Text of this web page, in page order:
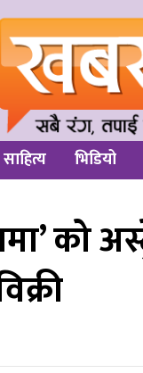
साहित्य भिडियो
को